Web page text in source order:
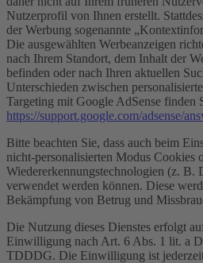
Nutzerprofil von Ihnen erstellt.
der Werbung sogenannte
Die ausgewählten Werbeanzeigen
nach Ihrem Standort, dem Inhalt der
befinden oder nach Ihren aktuellen
Unterschieden zwischen
Targeting mit Google AdSense finden
https://support.google.com/adsense/
Bitte beachten Sie, dass auch beim
nicht-personalisierten Modus Cookies
Wiedererkennungstechnologien (z. B.
verwendet werden können. Diese
Bekämpfung von Betrug und
Die Nutzung dieses Dienstes erfolgt
Einwilligung nach Art. 6 Abs. 1 lit. a
TDDDG. Die Einwilligung ist